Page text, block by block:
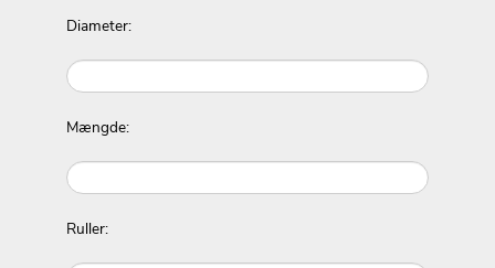
Diameter:
Mængde:
Ruller: